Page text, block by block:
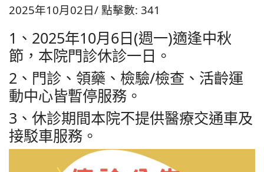
2025年10月02日 點擊數: 341
1、2025年10月6日(週一)適逢中秋
節，本院門診休診一日。
2、門診、領藥、檢驗/檢查、活齡運
動中心皆暫停服務。
3、休診期間本院不提供醫療交通車及
接駁車服務。